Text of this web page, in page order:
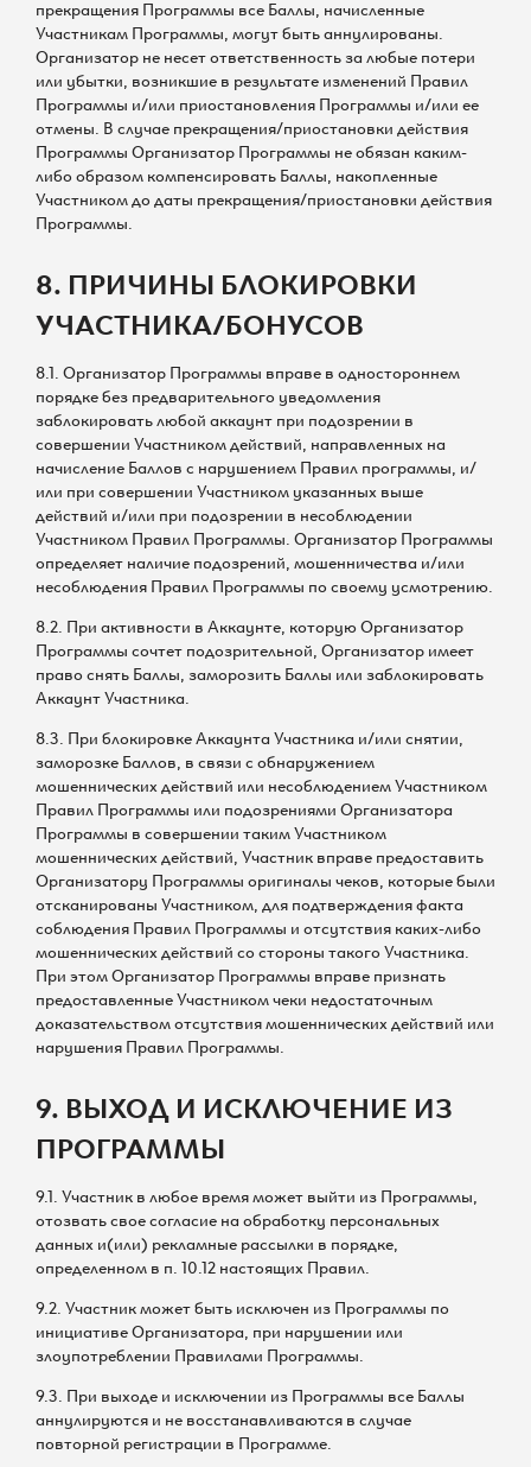
прекращения Программы все Баллы, начисленные
Участникам Программы, могут быть аннулированы.
Организатор не несет ответственность за любые потери
или убытки, возникшие в результате изменений Правил
Программы и/или приостановления Программы и/или ее
отмены. В случае прекращения/приостановки действия
Программы Организатор Программы не обязан каким-
либо образом компенсировать Баллы, накопленные
Участником до даты прекращения/приостановки действия
Программы.
8. ПРИЧИНЫ БЛОКИРОВКИ
УЧАСТНИКА/БОНУСОВ
8.1. Организатор Программы вправе в одностороннем
порядке без предварительного уведомления
заблокировать любой аккаунт при подозрении в
совершении Участником действий, направленных на
начисление Баллов с нарушением Правил программы, и/
или при совершении Участником указанных выше
действий и/или при подозрении в несоблюдении
Участником Правил Программы. Организатор Программы
определяет наличие подозрений, мошенничества и/или
несоблюдения Правил Программы по своему усмотрению.
8.2. При активности в Аккаунте, которую Организатор
Программы сочтет подозрительной, Организатор имеет
право снять Баллы, заморозить Баллы или заблокировать
Аккаунт Участника.
8.3. При блокировке Аккаунта Участника и/или снятии,
заморозке Баллов, в связи с обнаружением
мошеннических действий или несоблюдением Участником
Правил Программы или подозрениями Организатора
Программы в совершении таким Участником
мошеннических действий, Участник вправе предоставить
Организатору Программы оригиналы чеков, которые были
отсканированы Участником, для подтверждения факта
соблюдения Правил Программы и отсутствия каких-либо
мошеннических действий со стороны такого Участника.
При этом Организатор Программы вправе признать
предоставленные Участником чеки недостаточным
доказательством отсутствия мошеннических действий или
нарушения Правил Программы.
9. ВЫХОД И ИСКЛЮЧЕНИЕ ИЗ
ПРОГРАММЫ
9.1. Участник в любое время может выйти из Программы,
отозвать свое согласие на обработку персональных
данных и(или) рекламные рассылки в порядке,
определенном в п. 10.12 настоящих Правил.
9.2. Участник может быть исключен из Программы по
инициативе Организатора, при нарушении или
злоупотреблении Правилами Программы.
9.3. При выходе и исключении из Программы все Баллы
аннулируются и не восстанавливаются в случае
повторной регистрации в Программе.